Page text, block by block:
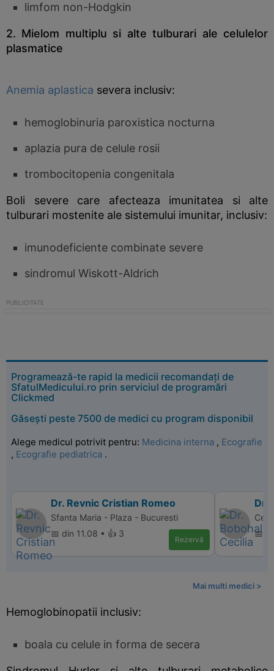
limfom non-Hodgkin
2. Mielom multiplu si alte tulburari ale celulelor
plasmatice
Anemia aplastica severa inclusiv:
hemoglobinuria paroxistica nocturna
aplazia pura de celule rosii
trombocitopenia congenitala
Boli severe care afecteaza imunitatea si alte
tulburari mostenite ale sistemului imunitar, inclusiv:
imunodeficiente combinate severe
sindromul Wiskott-Aldrich
Programează-te rapid la medicii recomandați de
SfatulMedicului.ro prin serviciul de programări
Clickmed
Găsești peste 7500 de medici cu program disponibil
Alege medicul potrivit pentru: Medicina interna , Ecografie
, Ecografie pediatrica .
Dr. Revnic Cristian Romeo
Sfanta Maria - Plaza - Bucuresti
📅 din 11.08 • 👍 3
Rezervă
Dr.
📅
Mai multi medici >
Hemoglobinopatii inclusiv:
boala cu celule in forma de secera